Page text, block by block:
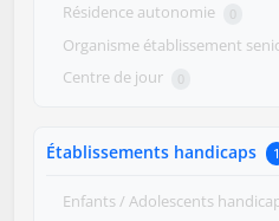
Résidence autonomie 0
Organisme établissement
Centre de jour 0
Établissements handicaps 1
Enfants / Adolescents